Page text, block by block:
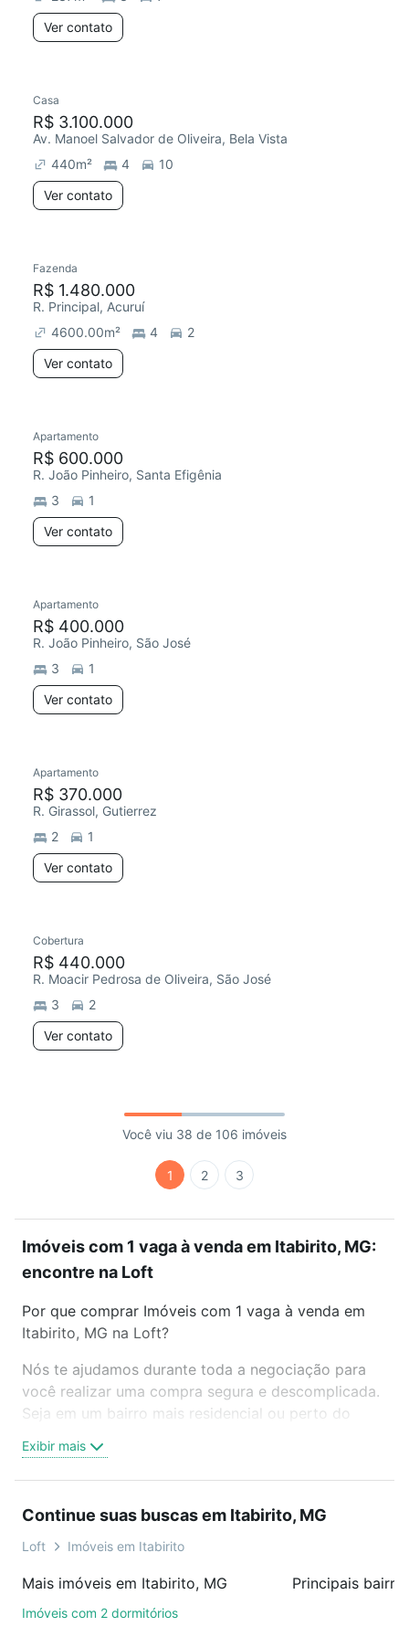
Ver contato
Casa
R$ 3.100.000
Av. Manoel Salvador de Oliveira, Bela Vista
440m² 4
10
Ver contato
Fazenda
R$ 1.480.000
R. Principal, Acuruí
4600.00m² 4
2
Ver contato
Apartamento
R$ 600.000
R. João Pinheiro, Santa Efigênia
3
1
Ver contato
Apartamento
R$ 400.000
R. João Pinheiro, São José
3
1
Ver contato
Apartamento
R$ 370.000
R. Girassol, Gutierrez
2
1
Ver contato
Cobertura
R$ 440.000
R. Moacir Pedrosa de Oliveira, São José
3
2
Ver contato
Você viu 38 de 106 imóveis
1 2 3
Imóveis com 1 vaga à venda em Itabirito, MG:
encontre na Loft
Por que comprar Imóveis com 1 vaga à venda em
Itabirito, MG na Loft?
Nós te ajudamos durante toda a negociação para
você realizar uma compra segura e descomplicada.
Seja em um bairro mais residencial ou perto do
oferta ideal de Imóveis com 1 vaga à venda em
Itabirito, MG para conquistar seu sonho. Agende
sem compromisso e você ainda conta com mais de
46 mil corretores e imobiliárias te ajudando na
Como escolher um imóvel?
Exibir mais
Continue suas buscas em Itabirito, MG
Loft Imóveis em Itabirito
Mais imóveis em Itabirito, MG
Imóveis com 2 dormitórios
Principais